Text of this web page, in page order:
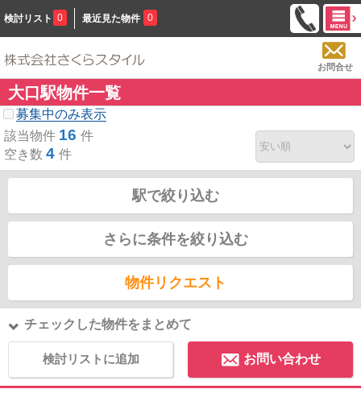
検討リスト 0 最近見た物件 0
お問合せ
大口駅物件一覧
募集中のみ表示
該当物件 16 件
空き数 4 件
駅で絞り込む
さらに条件を絞り込む
物件リクエスト
チェックした物件をまとめて
検討リストに追加 お問い合わせ